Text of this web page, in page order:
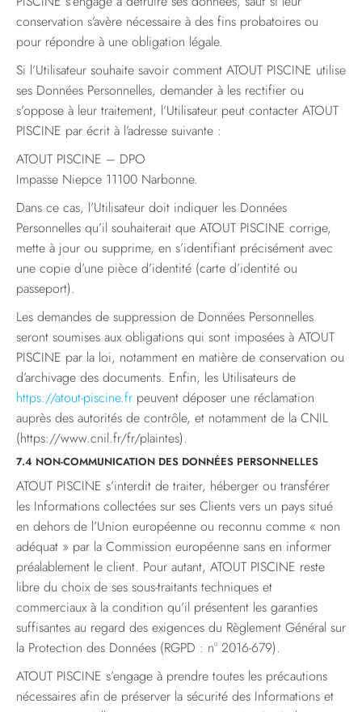
conservation s’avère nécessaire à des fins probatoires ou
pour répondre à une obligation légale.
Si l’Utilisateur souhaite savoir comment ATOUT PISCINE utilise
ses Données Personnelles, demander à les rectifier ou
s’oppose à leur traitement, l’Utilisateur peut contacter ATOUT
PISCINE par écrit à l’adresse suivante :
ATOUT PISCINE – DPO
Impasse Niepce 11100 Narbonne.
Dans ce cas, l’Utilisateur doit indiquer les Données
Personnelles qu’il souhaiterait que ATOUT PISCINE corrige,
mette à jour ou supprime, en s’identifiant précisément avec
une copie d’une pièce d’identité (carte d’identité ou
passeport).
Les demandes de suppression de Données Personnelles
seront soumises aux obligations qui sont imposées à ATOUT
PISCINE par la loi, notamment en matière de conservation ou
d’archivage des documents. Enfin, les Utilisateurs de
https://atout-piscine.fr peuvent déposer une réclamation
auprès des autorités de contrôle, et notamment de la CNIL
(https://www.cnil.fr/fr/plaintes).
7.4 NON-COMMUNICATION DES DONNÉES PERSONNELLES
ATOUT PISCINE s’interdit de traiter, héberger ou transférer
les Informations collectées sur ses Clients vers un pays situé
en dehors de l’Union européenne ou reconnu comme « non
adéquat » par la Commission européenne sans en informer
préalablement le client. Pour autant, ATOUT PISCINE reste
libre du choix de ses sous-traitants techniques et
commerciaux à la condition qu’il présentent les garanties
suffisantes au regard des exigences du Règlement Général sur
la Protection des Données (RGPD : n° 2016-679).
ATOUT PISCINE s’engage à prendre toutes les précautions
nécessaires afin de préserver la sécurité des Informations et